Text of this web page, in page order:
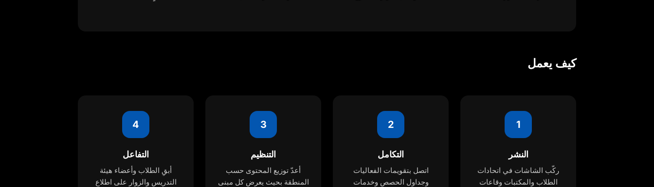
كيف يعمل
1
النشر
ركّب الشاشات في اتحادات
الطلاب والمكتبات وقاعات
2
التكامل
اتصل بتقويمات الفعاليات
وجداول الحصص وخدمات
3
التنظيم
أعدّ توزيع المحتوى حسب
المنطقة بحيث يعرض كل مبنى
4
التفاعل
أبقِ الطلاب وأعضاء هيئة
التدريس والزوار على اطلاع